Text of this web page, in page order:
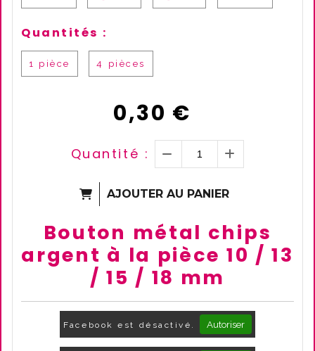
Quantités :
1 pièce 4 pièces
0,30 €
Quantité :
AJOUTER AU PANIER
Bouton métal chips
argent à la pièce 10 / 13
/ 15 / 18 mm
Facebook est désactivé. Autoriser